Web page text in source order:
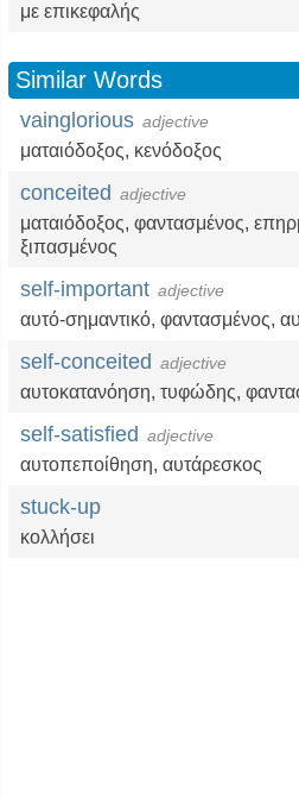
με επικεφαλής
Similar Words
vainglorious adjective
ματαιόδοξος, κενόδοξος
conceited adjective
ματαιόδοξος, φαντασμένος,
ξιπασμένος
self-important adjective
αυτό-σημαντικό, φαντασμένος,
self-conceited adjective
αυτοκατανόηση, τυφώδης,
self-satisfied adjective
αυτοπεποίθηση, αυτάρεσκος
stuck-up
κολλήσει